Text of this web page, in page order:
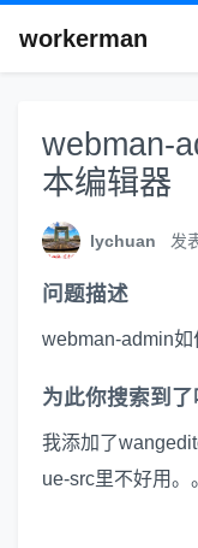
workerman
webman-
本编辑器
lychuan 发
问题描述
webman-admin
为此你搜索到
我添加了
ue-src里不好用。